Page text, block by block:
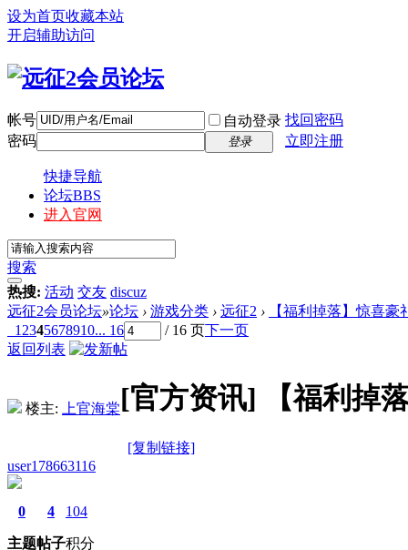
设为首页收藏本站
开启辅助访问
帐号 自动登录 找回密码
密码
登录 立即注册
快捷导航
论坛BBS
进入官网
搜索
热搜: 活动 交友 discuz
远征2会员论坛»论坛 › 游戏分类 › 远征2 ›
【福利掉落】惊喜
1 2345678910... 16 / 16 页下一页
返回列表
楼主: 上官海棠[官方资讯] 【福利掉
[复制链接]
user178663116
0
主题
4
帖子
104
积分